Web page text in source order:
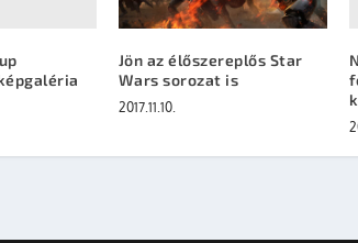
Jön az élőszereplős Star
Wars sorozat is
2017.11.10.